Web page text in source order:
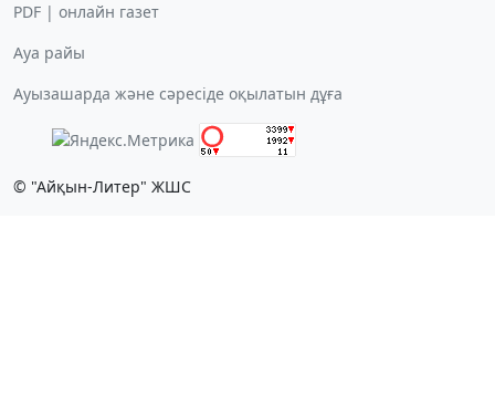
PDF | онлайн газет
Ауа райы
Ауызашарда және сәресіде оқылатын дұға
© "Айқын-Литер" ЖШС